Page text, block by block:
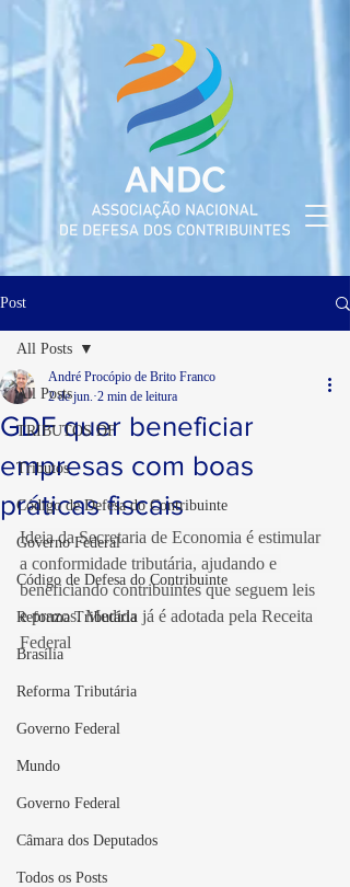
Post
All Posts
TRIBUTOS DF
Tributos
Código de Defesa do Contribuinte
Governo Federal
Código de Defesa do Contribuinte
Reforma Tributária
Brasília
Reforma Tributária
Governo Federal
Mundo
Governo Federal
Câmara dos Deputados
Todos os Posts
All Posts
GDF quer beneficiar
empresas com boas
práticas fiscais
André Procópio de Brito Franco
2 de jun. 2 min de leitura
Ideia da Secretaria de Economia é estimular
a conformidade tributária, ajudando e
beneficiando contribuintes que seguem leis
e prazos. Medida já é adotada pela Receita
Federal